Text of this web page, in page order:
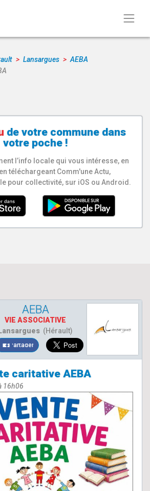
Lansargues
AEBA
de votre commune dans
votre poche !
l’info locale qui vous intéresse, en
téléchargeant Comm'une Actu,
pour collectivité, sur iOS ou Android.
AEBA
VIE ASSOCIATIVE
Lansargues (Hérault)
Partager
caritative AEBA
16h06